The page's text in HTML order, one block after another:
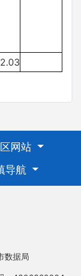
网站
导航
数据局